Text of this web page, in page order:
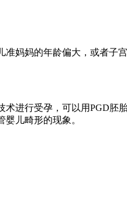
妈妈的年龄偏大，或者
进行受孕，可以用PGD
儿畸形的现象。